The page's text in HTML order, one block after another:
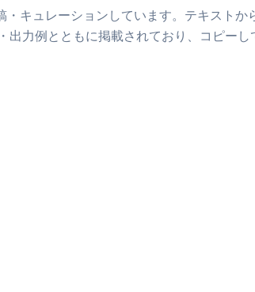
キュレーションしています。 テキストか
力例とともに掲載されており、コピー